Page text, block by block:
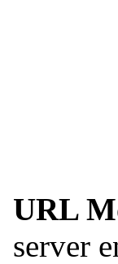
URL
server